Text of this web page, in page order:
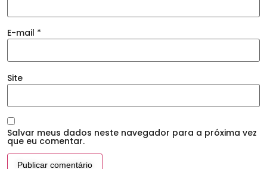
E-mail *
Site
Salvar meus dados neste navegador para a próxima vez
que eu comentar.